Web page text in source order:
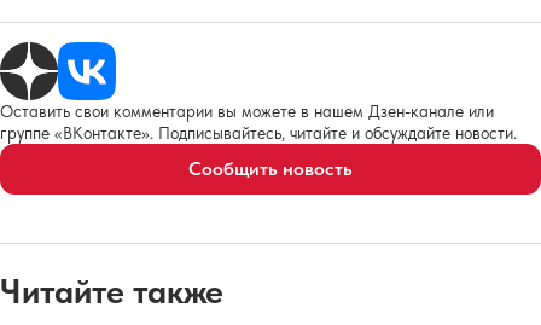
Оставить свои комментарии вы можете в нашем Дзен-канале или
группе «ВКонтакте». Подписывайтесь, читайте и обсуждайте новости.
Сообщить новость
Читайте также